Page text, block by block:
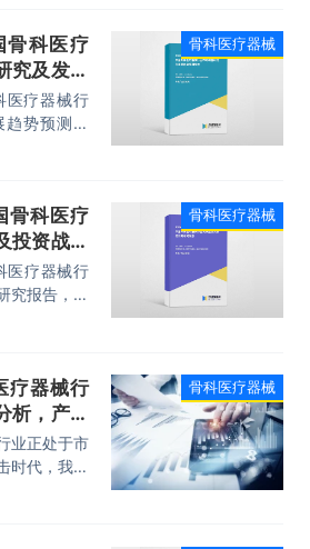
科医疗
究及发展
疗器械行
势预测报
、市场竞
骨科医疗器械
科医疗
投资战略
疗器械行
究报告，主
析、主要
骨科医疗器械
疗器械行
析，产品
老龄化程
「图」
业正处于市
时代，我国
由2016年
骨科医疗器械